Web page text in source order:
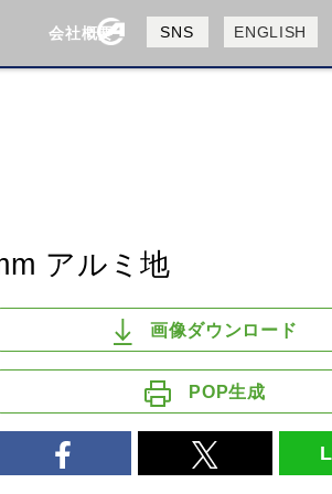
会社概要
会社概要
採用情報
SNS ENGLISH
アルミ地
画像ダウンロード
POP生成